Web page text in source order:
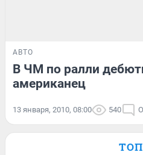
АВТО
В ЧМ по ралли
американец
13 января, 2010, 08:00 540